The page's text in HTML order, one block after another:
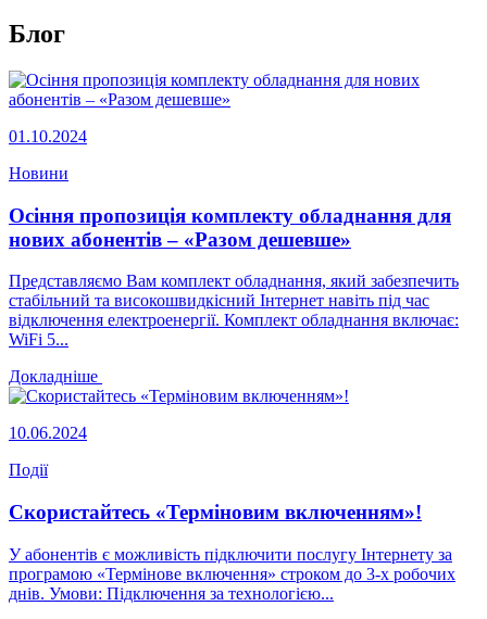
Блог
01.10.2024
Новини
Осіння пропозиція комплекту обладнання для
нових абонентів – «Разом дешевше»
Представляємо Вам комплект обладнання, який забезпечить
стабільний та високошвидкісний Інтернет навіть під час
відключення електроенергії. Комплект обладнання включає:
WiFi 5...
Докладніше
10.06.2024
Події
Скористайтесь «Терміновим включенням»!
У абонентів є можливість підключити послугу Інтернету за
програмою «Термінове включення» строком до 3-х робочих
днів. Умови: Підключення за технологією...